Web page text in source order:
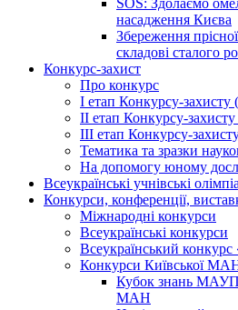
SOS: Здолаємо
насадження Києва
Збереження
складові сталого
Конкурс-захист
Про конкурс
І етап Конкурсу-
ІІ етап Конкурсу-
ІІІ етап Конкурсу-
Тематика та зразки
На допомогу юному
Всеукраїнські учнівські
Конкурси, конференції,
Міжнародні конкурси
Всеукраїнські конкурси
Всеукраїнський
Конкурси Київської
Кубок знань МАУП
МАН